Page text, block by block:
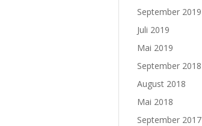
September 2019
Juli 2019
Mai 2019
September 2018
August 2018
Mai 2018
September 2017